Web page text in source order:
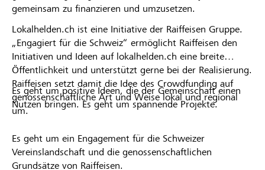
gemeinsam zu finanzieren und umzusetzen.
Lokalhelden.ch ist eine Initiative der Raiffeisen Gruppe.
„Engagiert für die Schweiz“ ermöglicht Raiffeisen den
Initiativen und Ideen auf lokalhelden.ch eine breite
Öffentlichkeit und unterstützt gerne bei der Realisierung.
Raiffeisen setzt damit die Idee des Crowdfunding auf
genossenschaftliche Art und Weise lokal und regional
um.
Es geht um positive Ideen, die der Gemeinschaft einen
Nutzen bringen. Es geht um spannende Projekte.
Es geht um ein Engagement für die Schweizer
Vereinslandschaft und die genossenschaftlichen
Grundsätze von Raiffeisen.